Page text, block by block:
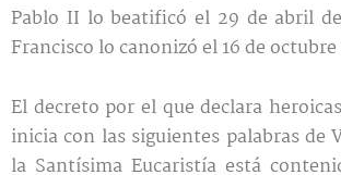
Pablo II lo beatificó el 29 de abril
Francisco lo canonizó el 16 de octubre
El decreto por el que declara
inicia con las siguientes palabras de
la Santísima Eucaristía está